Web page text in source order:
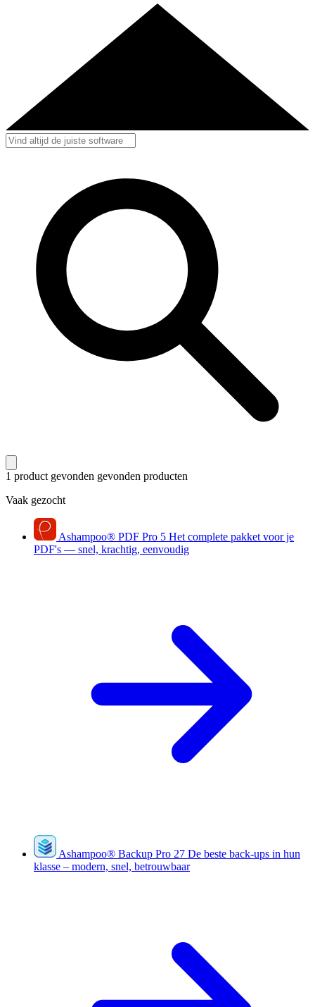
1 product gevonden gevonden producten
Vaak gezocht
Ashampoo® PDF Pro 5 Het complete pakket voor je
PDF's — snel, krachtig, eenvoudig
Ashampoo® Backup Pro 27 De beste back-ups in hun
klasse – modern, snel, betrouwbaar